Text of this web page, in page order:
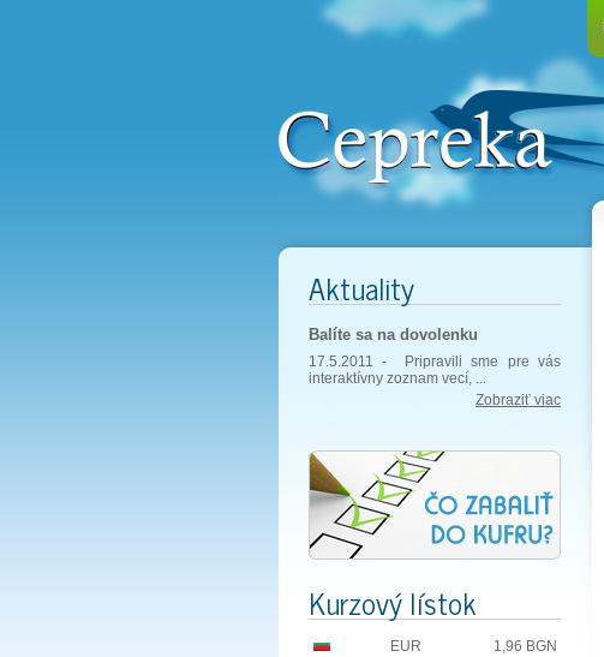
Aktuality
Balíte sa na dovolenku
17.5.2011 - Pripravili sme pre vás
interaktívny zoznam vecí, ...
Zobraziť viac
Kurzový lístok
EUR
1,96 BGN